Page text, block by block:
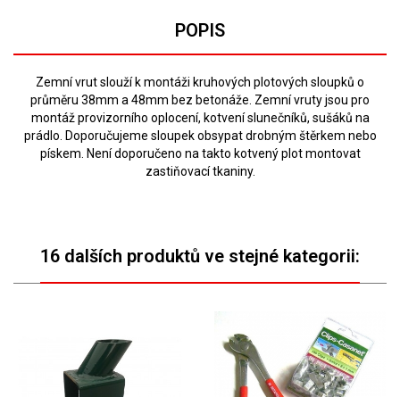
POPIS
Zemní vrut slouží k montáži kruhových plotových sloupků o
průměru 38mm a 48mm bez betonáže. Zemní vruty jsou pro
montáž provizorního oplocení, kotvení slunečníků, sušáků na
prádlo. Doporučujeme sloupek obsypat drobným štěrkem nebo
pískem. Není doporučeno na takto kotvený plot montovat
zastiňovací tkaniny.
16 dalších produktů ve stejné kategorii: